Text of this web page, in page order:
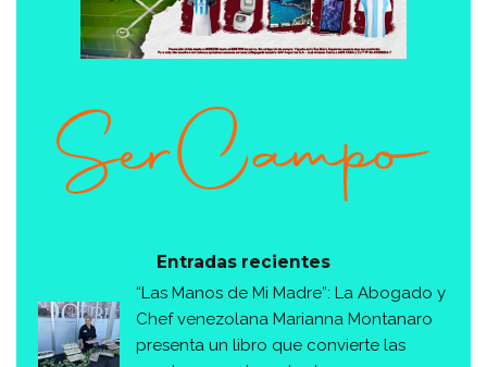
Entradas recientes
“Las Manos de Mi Madre”: La Abogado y
Chef venezolana Marianna Montanaro
presenta un libro que convierte las